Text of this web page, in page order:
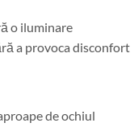
o iluminare
a provoca disconfort
de ochiul